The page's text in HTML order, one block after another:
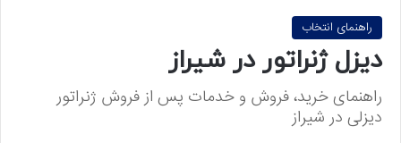
راهنمای انتخاب
دیزل ژنراتور در شیراز
راهنمای خرید، فروش و خدمات پس از فروش ژنراتور
دیزلی در شیراز